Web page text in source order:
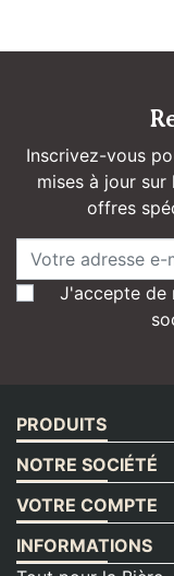
Inscrivez-vous
mises à jour
offres
J'accepte de
PRODUITS
NOTRE SOCIÉTÉ
VOTRE COMPTE
INFORMATIONS